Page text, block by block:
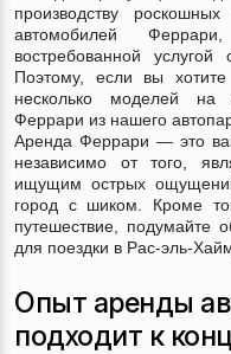
производству
автомобилей
востребованной
Поэтому, если вы
несколько моделей на
Феррари из нашего
Аренда Феррари — это
независимо от того,
ищущим острых
город с шиком. Кроме
путешествие, подумайте
для поездки в Рас-эль-
Опыт аренды
подходит к